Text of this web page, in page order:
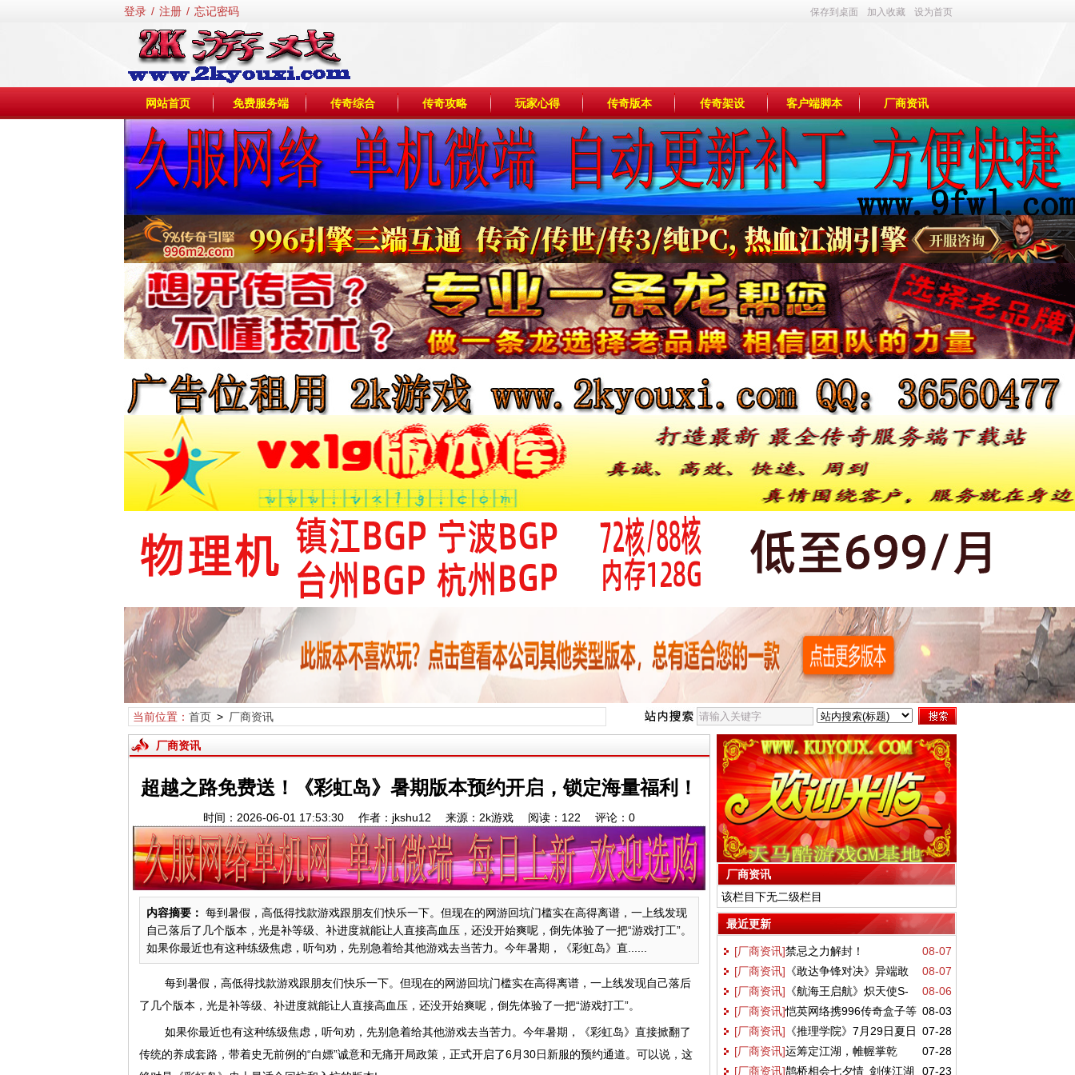
登录 / 注册 / 忘记密码 保存到桌面 加入收藏 设为首页
网站首页 免费服务端 传奇综合 传奇攻略 玩家心得 传奇版本 传奇架设 客户端脚本 厂商资讯
当前位置： 首页 > 厂商资讯
厂商资讯
超越之路免费送！《彩虹岛》暑期版本预约开启，锁定海量福利！
时间：2026-06-01 17:53:30 作者：jkshu12 来源：2k游戏 阅读： 122 评论： 0
内容摘要： 每到暑假，高低得找款游戏跟朋友们快乐一下。但现在的网游回坑门槛实在高得离谱，一上线发现
自己落后了几个版本，光是补等级、补进度就能让人直接高血压，还没开始爽呢，倒先体验了一把“游戏打工”。
如果你最近也有这种练级焦虑，听句劝，先别急着给其他游戏去当苦力。今年暑期，《彩虹岛》直......
每到暑假，高低得找款游戏跟朋友们快乐一下。但现在的网游回坑门槛实在高得离谱，一上线发现自己落后
了几个版本，光是补等级、补进度就能让人直接高血压，还没开始爽呢，倒先体验了一把“游戏打工”。
如果你最近也有这种练级焦虑，听句劝，先别急着给其他游戏去当苦力。今年暑期，《彩虹岛》直接掀翻了
传统的养成套路，带着史无前例的“白嫖”诚意和无痛开局政策，正式开启了6月30日新服的预约通道。可以说，这
厂商资讯
该栏目下无二级栏目
最近更新
08-07
[厂商资讯]禁忌之力解封！
GQuuuuuuX正式降临万代《敢达决战》！
08-07
[厂商资讯] 《敢达争锋对决》异端敢
达金色机天照正式参战 双形态演绎空中战
技
08-06
[厂商资讯] 《航海王启航》炽天使S-
蛇女正式登场！这份阵容搭配请收好
08-03
[厂商资讯]恺英网络携996传奇盒子等
三大产品亮相2026 ChinaJoy 沙巴克城、
归心城池实景落地展馆
07-28
[厂商资讯] 《推理学院》7月29日夏日
盛会活动完美呈现
07-28
[厂商资讯]运筹定江湖，帷幄掌乾
07-23
[厂商资讯]鹊桥相会七夕情 剑侠江湖